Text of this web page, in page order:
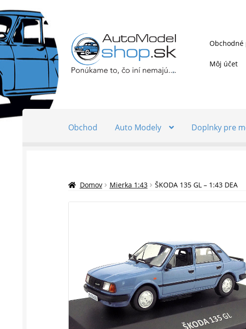
Preskočiť
na
navigáciu
Preskočiť
na
obsah
Obchodné
Môj účet
Obchod Auto Modely Doplnky pre
Domov Mierka 1:43 ŠKODA 135 GL – 1:43 DEA